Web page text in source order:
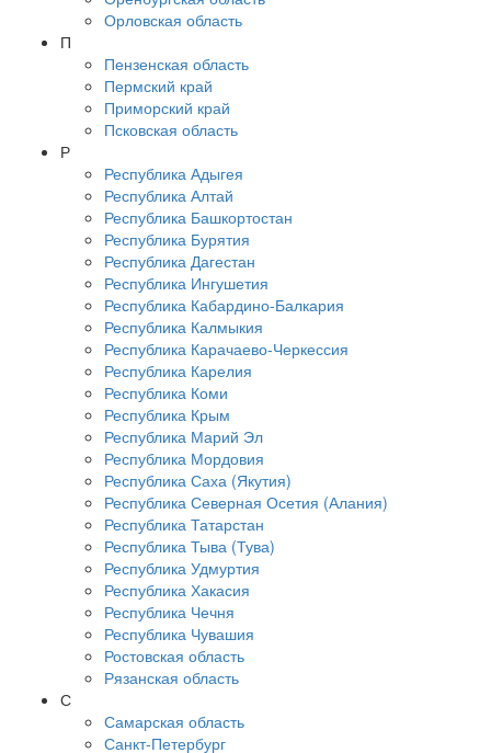
Орловская область
П
Пензенская область
Пермский край
Приморский край
Псковская область
Р
Республика Адыгея
Республика Алтай
Республика Башкортостан
Республика Бурятия
Республика Дагестан
Республика Ингушетия
Республика Кабардино-Балкария
Республика Калмыкия
Республика Карачаево-Черкессия
Республика Карелия
Республика Коми
Республика Крым
Республика Марий Эл
Республика Мордовия
Республика Саха (Якутия)
Республика Северная Осетия (Алания)
Республика Татарстан
Республика Тыва (Тува)
Республика Удмуртия
Республика Хакасия
Республика Чечня
Республика Чувашия
Ростовская область
Рязанская область
С
Самарская область
Санкт-Петербург